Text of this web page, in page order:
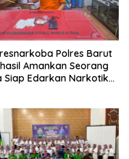
Polres Barut
Amankan Seorang
Siap Edarkan Narkotika